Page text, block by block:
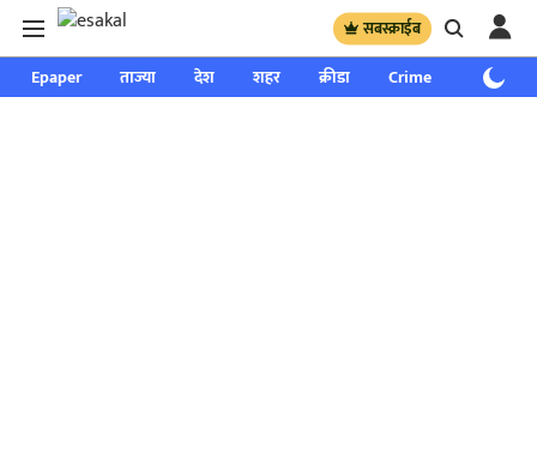
सबस्क्राईब
Epaper ताज्या देश शहर क्रीडा Crime साप्ताहिक